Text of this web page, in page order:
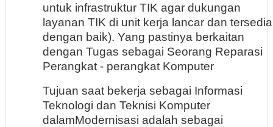
untuk infrastruktur TIK agar dukungan
layanan TIK di unit kerja lancar dan tersedia
dengan baik). Yang pastinya berkaitan
dengan Tugas sebagai Seorang Reparasi
Perangkat - perangkat Komputer
Tujuan saat bekerja sebagai Informasi
Teknologi dan Teknisi Komputer
dalamModernisasi adalah sebagai